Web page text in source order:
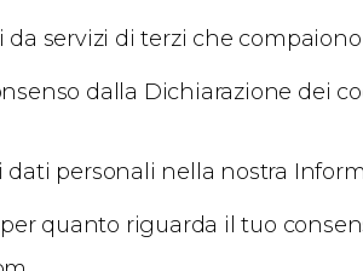
servizi di terzi che
dalla Dichiarazione dei
personali nella nostra
quanto riguarda il tuo